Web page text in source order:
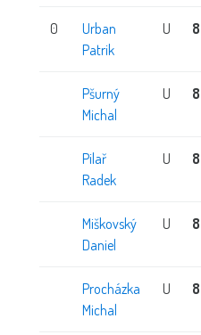
0
Urban
Patrik
U 8
Pšurný
Michal
U 8
Pilař
Radek
U 8
Miškovský
Daniel
U 8
Procházka
Michal
U 8